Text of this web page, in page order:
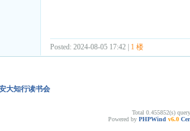
Posted: 2024-08-05 17:42 | 1 楼
大知行读书会
Total 0.455852(s)
Powered by PHPWind v6.0